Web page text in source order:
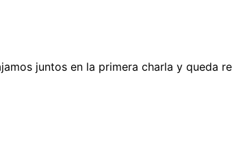
juntos en la primera charla y queda